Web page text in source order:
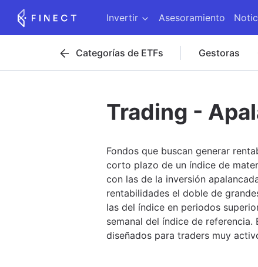
Invertir Asesoramiento
Categorías de ETFs Gestoras
Trading -
Fondos que buscan generar
corto plazo de un índice de
con las de la inversión
rentabilidades el doble de
las del índice en periodos
semanal del índice de
diseñados para traders muy